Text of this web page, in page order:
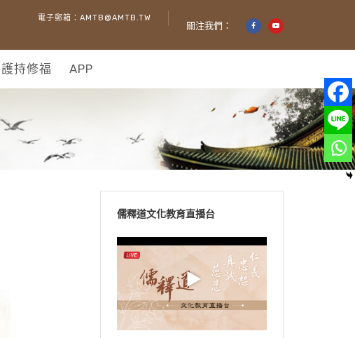
電子郵箱：AMTB@AMTB.TW
關注我們：
護持修福 APP
儒釋道文化教育直播台